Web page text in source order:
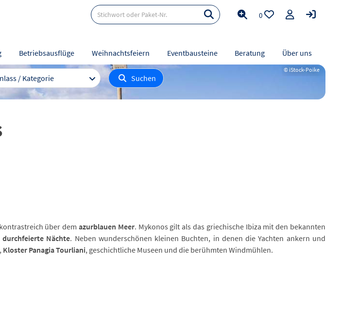
Betriebsausflüge Weihnachtsfeiern Eventbausteine Beratung Über uns
0
© iStock-Poike
/ Kategorie Suchen
über demazurblauen Meer. Mykonos gilt als das griechische Ibiza mit den bekannten
durchfeierte Nächte. Neben wunderschönen kleinen Buchten, in denen die Yachten ankern und
Kloster Panagia Tourliani, geschichtliche Museen und die berühmten Windmühlen.